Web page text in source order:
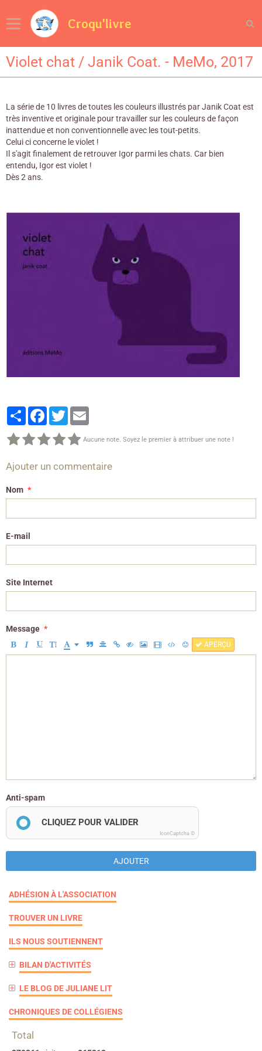
Croqu'livre
Violet chat / Janik Coat. - MeMo, 2017
La série de 10 livres de toutes les couleurs illustrés par Janik Coat est
très inventive et originale pour travailler sur les couleurs de façon
inattendue et non conventionnelle avec les tout-petits.
Celui ci concerne le violet !
Il s'agit finalement de retrouver Igor parmi les chats. Car bien
entendu, Igor est violet !
Dès 2 ans.
PartagerFacebook
Twitter
Aucune note. Soyez le premier à attribuer une note !
Ajouter un commentaire
Nom
E-mail
Site Internet
Message
APERÇU
Anti-spam
CLIQUEZ POUR VALIDER
IconCaptcha ©
AJOUTER
ADHÉSION À L'ASSOCIATION
TROUVER UN LIVRE
ILS NOUS SOUTIENNENT
BILAN D'ACTIVITÉS
LE BLOG DE JULIANE LIT
CHRONIQUES DE COLLÉGIENS
Total